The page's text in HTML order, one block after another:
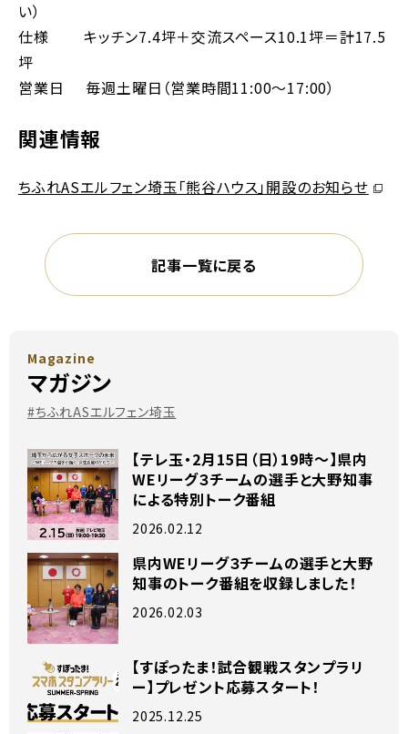
い）
仕様 キッチン7.4坪＋交流スペース10.1坪＝計17.5
坪
営業日 毎週土曜日（営業時間11:00〜17:00）
関連情報
ちふれASエルフェン埼玉「熊谷ハウス」開設のお知らせ別ウ
記事一覧に戻る
Magazine
マガジン
#ちふれASエルフェン埼玉
【テレ玉・2月15日（日）19時～】県内
WEリーグ３チームの選手と大野知事
による特別トーク番組
2026.02.12
県内WEリーグ３チームの選手と大野
知事のトーク番組を収録しました！
2026.02.03
【すぽったま！試合観戦スタンプラリ
ー】プレゼント応募スタート！
2025.12.25